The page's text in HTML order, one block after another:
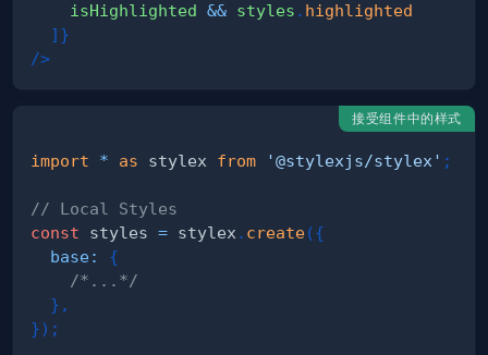
    isHighlighted
&& styles . highlighted
] }
/>
接受组件中的样式
import * as stylex from '@stylexjs/stylex' ;
// Local Styles
const styles = stylex . create({
base:
{
/*...*/
} ,
}) ;